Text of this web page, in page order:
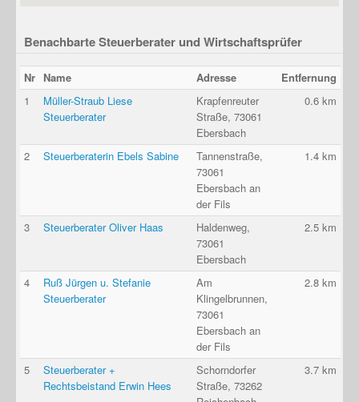
Benachbarte Steuerberater und Wirtschaftsprüfer
Nr Name Adresse
Entfernung
1
Müller-Straub Liese
Steuerberater
Krapfenreuter
Straße, 73061
Ebersbach
0.6 km
2 Steuerberaterin Ebels Sabine
Tannenstraße,
73061
Ebersbach an
der Fils
1.4 km
3 Steuerberater Oliver Haas
Haldenweg,
73061
Ebersbach
2.5 km
4
Ruß Jürgen u. Stefanie
Steuerberater
Am
Klingelbrunnen,
73061
Ebersbach an
der Fils
2.8 km
5
Steuerberater +
Rechtsbeistand Erwin Hees
Schorndorfer
Straße, 73262
3.7 km